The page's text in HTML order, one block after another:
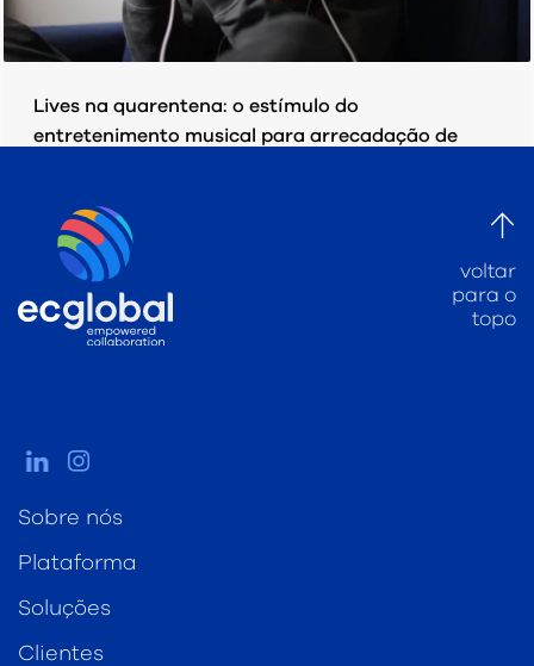
Lives na quarentena: o estímulo do
entretenimento musical para arrecadação de
TERÇA-FEIRA, 26 MAIO 2020
PUBLICADO EM
voltar
para o
topo
Sobre nós
Plataforma
Soluções
Clientes